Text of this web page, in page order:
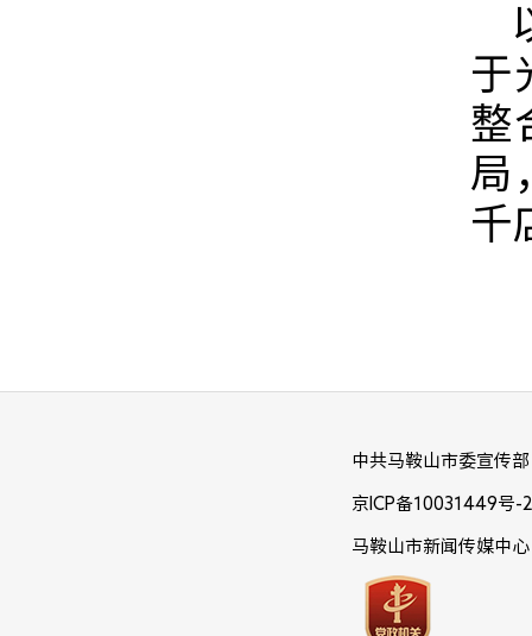
于
整
局
千
中共马鞍山市委宣
京ICP备10031449号-2
马鞍山市新闻传媒中